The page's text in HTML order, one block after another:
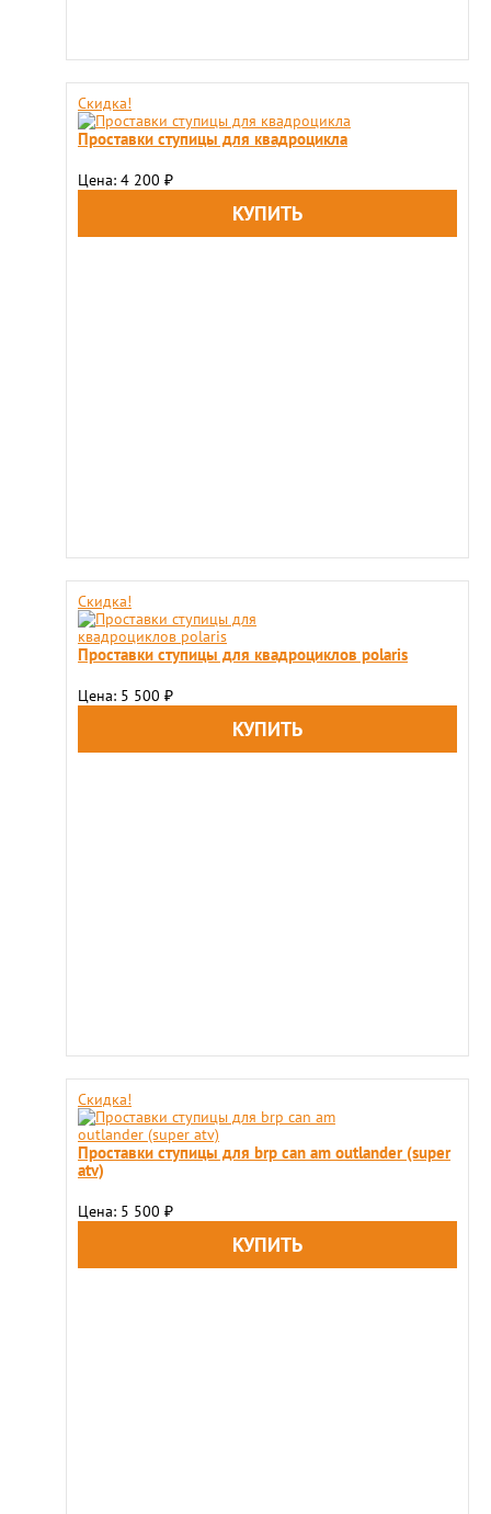
Скидка!
Проставки ступицы для квадроцикла
Цена: 4 200 ₽
Скидка!
Проставки ступицы для квадроциклов polaris
Цена: 5 500 ₽
Скидка!
Проставки ступицы для brp can am outlander (super
atv)
Цена: 5 500 ₽